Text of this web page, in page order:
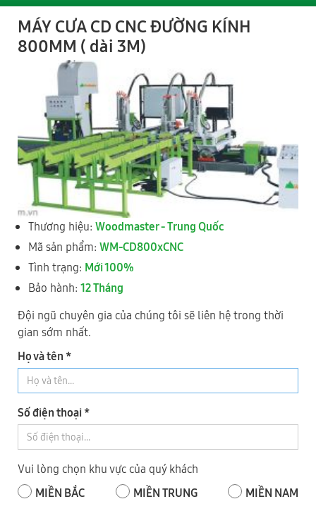
MÁY CƯA CD CNC ĐƯỜNG KÍNH
800MM ( dài 3M)
Thương hiệu: Woodmaster - Trung Quốc
Mã sản phẩm: WM-CD800xCNC
Tình trạng: Mới 100%
Bảo hành: 12 Tháng
Đội ngũ chuyên gia của chúng tôi sẽ liên hệ trong thời
gian sớm nhất.
Họ và tên *
Số điện thoại *
Vui lòng chọn khu vực của quý khách
MIỀN BẮC
MIỀN TRUNG
MIỀN NAM
(KCN Nguyên Khê) Tổ 28, xã Phúc Thịnh, Thành phố Hà Nội
0977 244 343 - Mr Cường
0989 730 343- Mr Thức
2 TỈNH ĐỒNG NAI
Số 343, Đường Điểu Xiển, Tổ 8, Khu Phố 9, P. Long Bình, Tỉnh
Đồng Nai
0918 744 343
0973 735 343- Mr Nhật
0919.421.343
​​​​​​ - Mr Tuấn
3 TỈNH BÌNH DƯƠNG